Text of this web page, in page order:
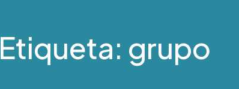
Etiqueta: grupo